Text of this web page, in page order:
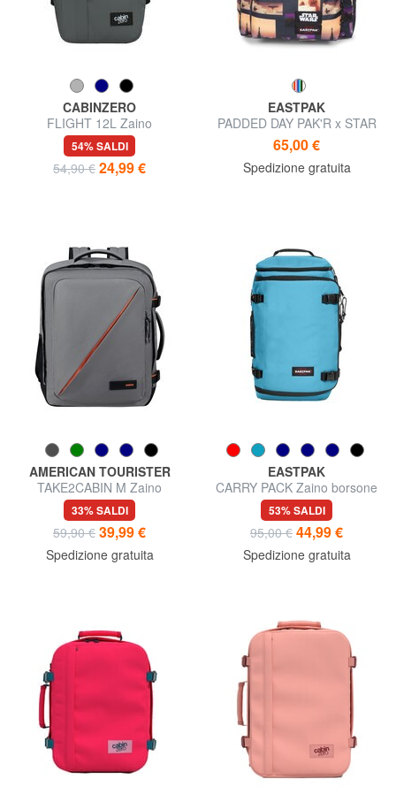
CABINZERO
FLIGHT 12L Zaino
underseater 34cm
54% SALDI
54,90 € 24,99 €
EASTPAK
PADDED DAY PAK'R x STAR
WARS Zaino porta pc 14"
65,00 €
Spedizione gratuita
AMERICAN TOURISTER
TAKE2CABIN M Zaino
underseater ok easyJet
33% SALDI
59,90 € 39,99 €
Spedizione gratuita
EASTPAK
CARRY PACK Zaino borsone
porta pc 17"
53% SALDI
95,00 € 44,99 €
Spedizione gratuita